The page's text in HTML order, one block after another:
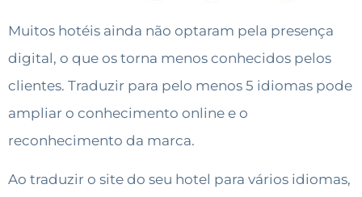
Muitos hotéis ainda não optaram pela presença
digital, o que os torna menos conhecidos pelos
clientes. Traduzir para pelo menos 5 idiomas pode
ampliar o conhecimento online e o
reconhecimento da marca.
Ao traduzir o site do seu hotel para vários idiomas,